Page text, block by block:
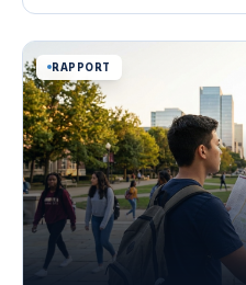
RAPPORT